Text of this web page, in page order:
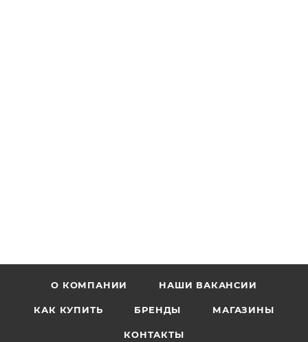
О КОМПАНИИ НАШИ ВАКАНСИИ
КАК КУПИТЬ БРЕНДЫ МАГАЗИНЫ
КОНТАКТЫ